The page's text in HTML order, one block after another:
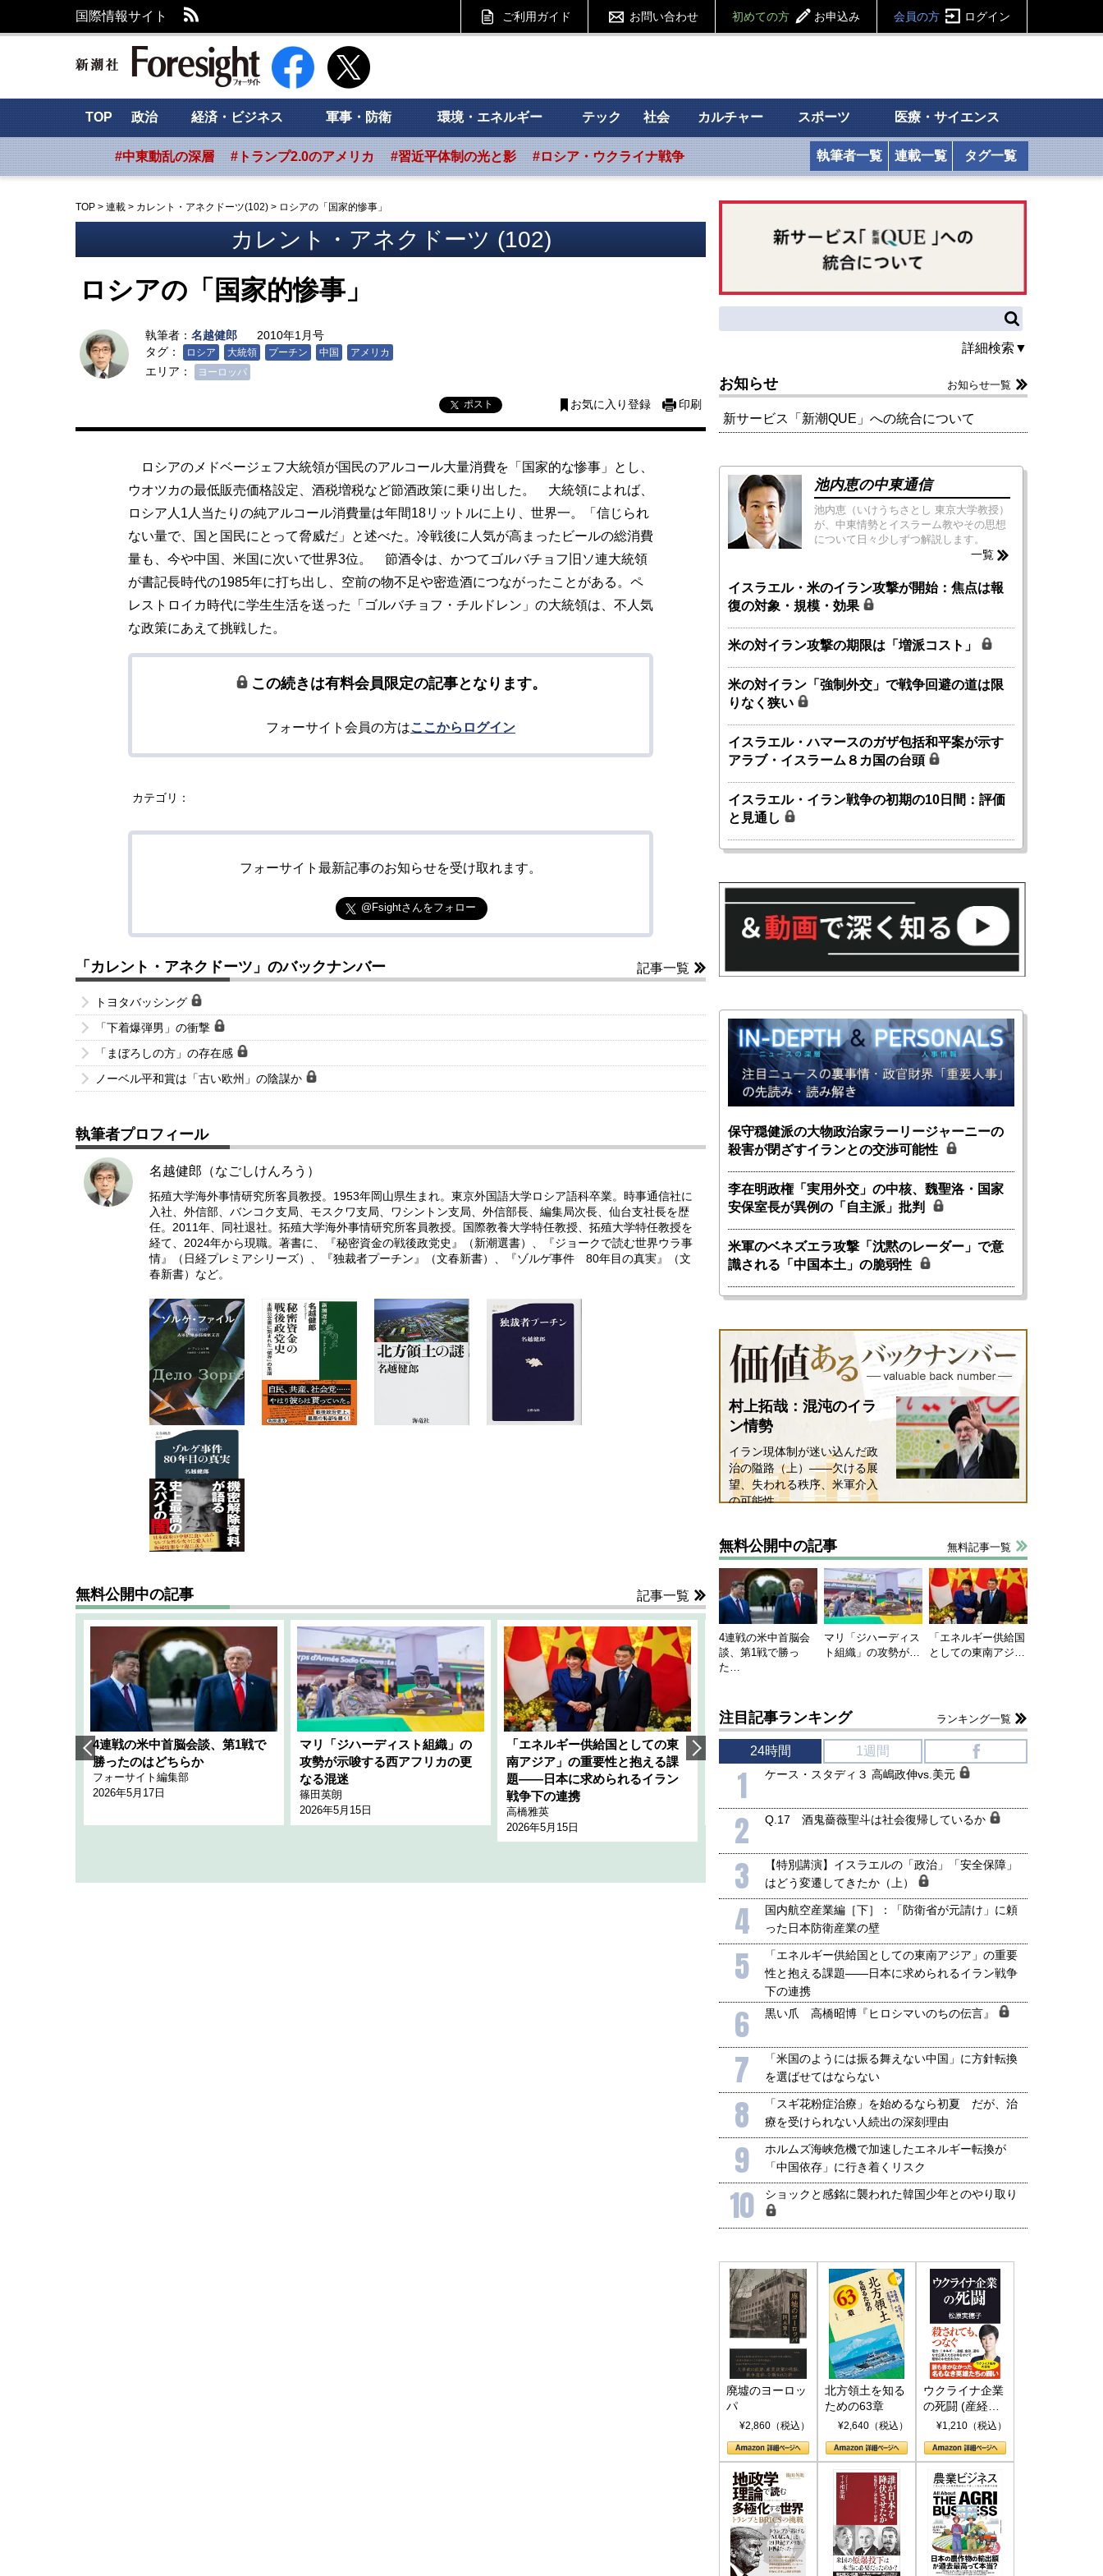
国際情報サイト ご利用ガイド お問い合わせ 初めての方 お申込み 会員の方 ログイン
新潮社 Foresight フォーサイト
TOP 政治 経済・ビジネス 軍事・防衛 環境・エネルギー テック 社会 カルチャー スポーツ 医療・サイエンス
#中東動乱の深層 #トランプ2.0のアメリカ #習近平体制の光と影 #ロシア・ウクライナ戦争 執筆者一覧 連載一覧 タグ一覧
TOP > 連載 > カレント・アネクドーツ(102) > ロシアの「国家的惨事」
カレント・アネクドーツ (102)
ロシアの「国家的惨事」
執筆者： 名越健郎
2010年1月号
タグ：
ロシア 大統領 プーチン 中国 アメリカ
エリア： ヨーロッパ
ポスト お気に入り登録 印刷
ロシアのメドベージェフ大統領が国民のアルコール大量消費を「国家的な惨事」とし、
ウオツカの最低販売価格設定、酒税増税など節酒政策に乗り出した。 大統領によれば、
ロシア人1人当たりの純アルコール消費量は年間18リットルに上り、世界一。「信じられ
ない量で、国と国民にとって脅威だ」と述べた。冷戦後に人気が高まったビールの総消費
量も、今や中国、米国に次いで世界3位。 節酒令は、かつてゴルバチョフ旧ソ連大統領
が書記長時代の1985年に打ち出し、空前の物不足や密造酒につながったことがある。ペ
レストロイカ時代に学生生活を送った「ゴルバチョフ・チルドレン」の大統領は、不人気
な政策にあえて挑戦した。
この続きは有料会員限定の記事となります。
フォーサイト会員の方はここからログイン
カテゴリ：
フォーサイト最新記事のお知らせを受け取れます。
@Fsightさんをフォロー
「カレント・アネクドーツ」のバックナンバー 記事一覧
トヨタバッシング
「下着爆弾男」の衝撃
「まぼろしの方」の存在感
ノーベル平和賞は「古い欧州」の陰謀か
執筆者プロフィール
名越健郎（なごしけんろう）
拓殖大学海外事情研究所客員教授。1953年岡山県生まれ。東京外国語大学ロシア語科卒業。時事通信社に
入社、外信部、バンコク支局、モスクワ支局、ワシントン支局、外信部長、編集局次長、仙台支社長を歴
任。2011年、同社退社。拓殖大学海外事情研究所客員教授。国際教養大学特任教授、拓殖大学特任教授を
経て、2024年から現職。著書に、『秘密資金の戦後政党史』（新潮選書）、『ジョークで読む世界ウラ事
情』（日経プレミアシリーズ）、『独裁者プーチン』（文春新書）、『ゾルゲ事件 80年目の真実』（文
春新書）など。
無料公開中の記事 記事一覧
4連戦の米中首脳会談、第1戦で
勝ったのはどちらか
フォーサイト編集部
2026年5月17日
マリ「ジハーディスト組織」の
攻勢が示唆する西アフリカの更
なる混迷
篠田英朗
2026年5月15日
「エネルギー供給国としての東
南アジア」の重要性と抱える課
題――日本に求められるイラン
戦争下の連携
高橋雅英
2026年5月15日
韓国にも理解してほしい「極東
1905年体制」における日米韓安
全保障協力の意味
2026年5月15日
ホルムズ海峡危機で加速したエ
ネルギー転換が「中国依存」に
行き着くリスク
2026年5月14日
詳細検索▼
お知らせ お知らせ一覧
新サービス「新潮QUE」への統合について
池内恵の中東通信
池内恵（いけうちさとし 東京大学教授）
が、中東情勢とイスラーム教やその思想
について日々少しずつ解説します。
一覧
イスラエル・米のイラン攻撃が開始：焦点は報
復の対象・規模・効果
米の対イラン攻撃の期限は「増派コスト」
米の対イラン「強制外交」で戦争回避の道は限
りなく狭い
イスラエル・ハマースのガザ包括和平案が示す
アラブ・イスラーム８カ国の台頭
イスラエル・イラン戦争の初期の10日間：評価
と見通し
保守穏健派の大物政治家ラーリージャーニーの
殺害が閉ざすイランとの交渉可能性
李在明政権「実用外交」の中核、魏聖洛・国家
安保室長が異例の「自主派」批判
米軍のベネズエラ攻撃「沈黙のレーダー」で意
識される「中国本土」の脆弱性
村上拓哉：混沌のイラ
ン情勢
イラン現体制が迷い込んだ政
治の隘路（上）――欠ける展
望、失われる秩序、米軍介入
の可能性
無料公開中の記事 無料記事一覧
4連戦の米中首脳会
談、第1戦で勝っ
た…
マリ「ジハーディス
ト組織」の攻勢が…
「エネルギー供給国
としての東南アジ…
注目記事ランキング ランキング一覧
24時間 1週間
1 ケース・スタディ３ 高嶋政伸vs.美元
2 Q.17 酒鬼薔薇聖斗は社会復帰しているか
3
【特別講演】イスラエルの「政治」「安全保障」
はどう変遷してきたか（上）
4
国内航空産業編［下］：「防衛省が元請け」に頼
った日本防衛産業の壁
5
「エネルギー供給国としての東南アジア」の重要
性と抱える課題――日本に求められるイラン戦争
下の連携
6 黒い爪 高橋昭博『ヒロシマいのちの伝言』
7
「米国のようには振る舞えない中国」に方針転換
を選ばせてはならない
8
「スギ花粉症治療」を始めるなら初夏 だが、治
療を受けられない人続出の深刻理由
9
ホルムズ海峡危機で加速したエネルギー転換が
「中国依存」に行き着くリスク
10 ショックと感銘に襲われた韓国少年とのやり取り
廃墟のヨーロッ
パ
¥2,860（税込）
北方領土を知る
ための63章
¥2,640（税込）
ウクライナ企業
の死闘 (産経セ
レクト S 039)
¥1,210（税込）